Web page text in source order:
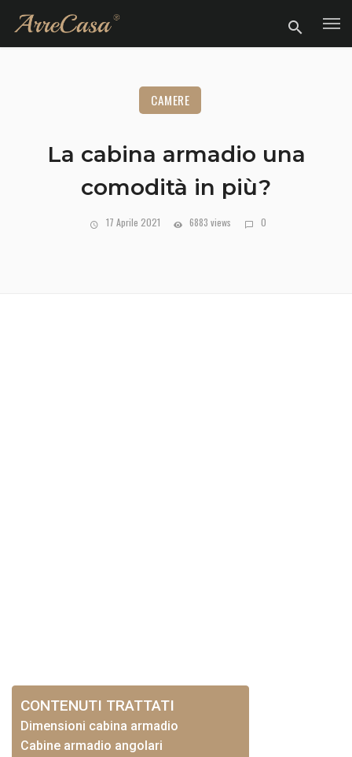
CAMERE
La cabina armadio una
comodità in più?
17 Aprile 2021 6883 views 0
CONTENUTI TRATTATI
Dimensioni cabina armadio
Cabine armadio angolari